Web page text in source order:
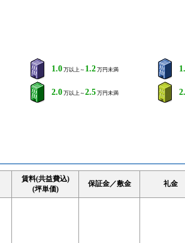
1.0 万以上～ 1.2 万円未満
2.0 万以上～ 2.5 万円未満
賃料(共益費込)
(坪単価)
保証金／敷金 礼金